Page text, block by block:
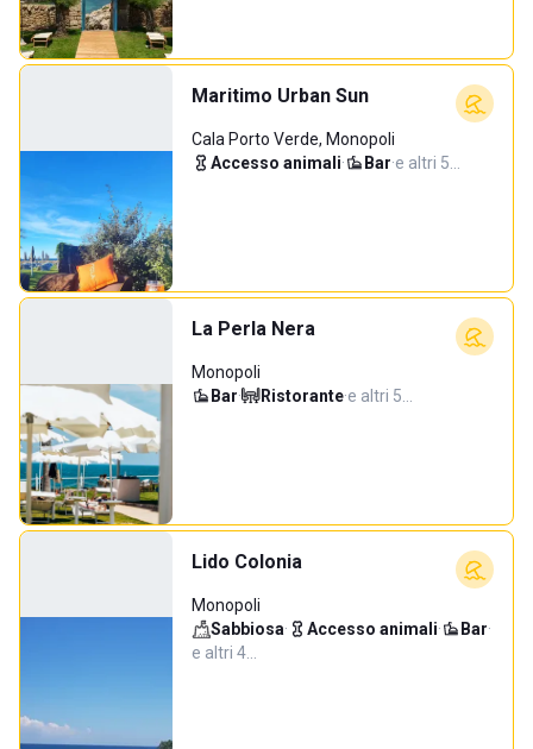
Maritimo Urban Sun
Cala Porto Verde, Monopoli
Accesso animali· Bar·e altri 5…
La Perla Nera
Monopoli
Bar· Ristorante·e altri 5…
Lido Colonia
Monopoli
Sabbiosa· Accesso animali· Bar·
e altri 4…